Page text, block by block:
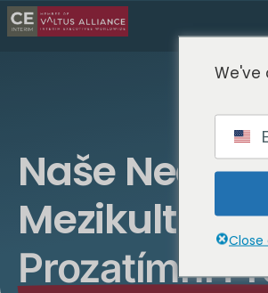
Naše
Mezikulturní
Prozatímní